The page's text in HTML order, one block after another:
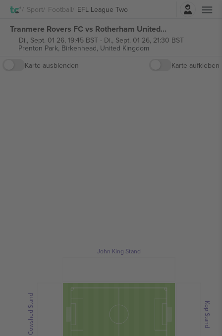
Sport Football EFL League TwoEinloggen
Tranmere Rovers FC vs Rotherham United FC EFL League Two tickets
Di., Sept. 01 26, 19:45 BST- Di., Sept. 01 26, 21:30 BST
Prenton Park, Birkenhead, United Kingdom
Karte ausblenden
Karte aufkleben
John King Stand
Kop Stand
Cowshed Stand